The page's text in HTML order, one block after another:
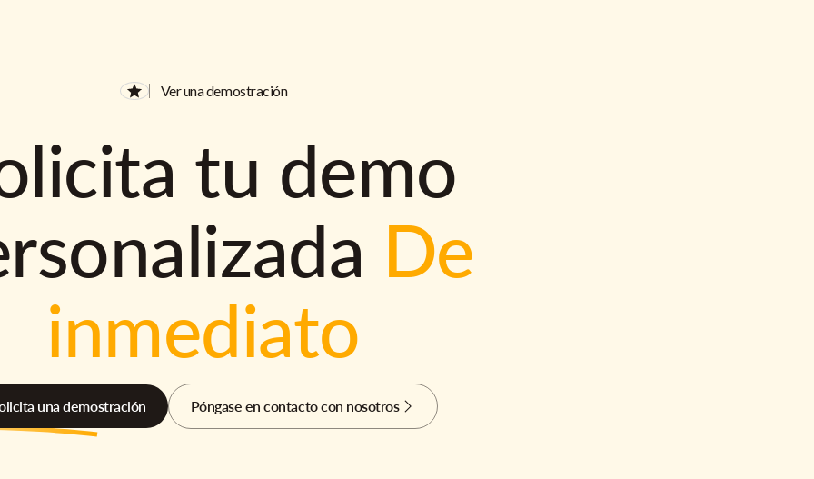
Ver una demostración
tu demo
De
inmediato
una demostración Póngase en contacto con nosotros